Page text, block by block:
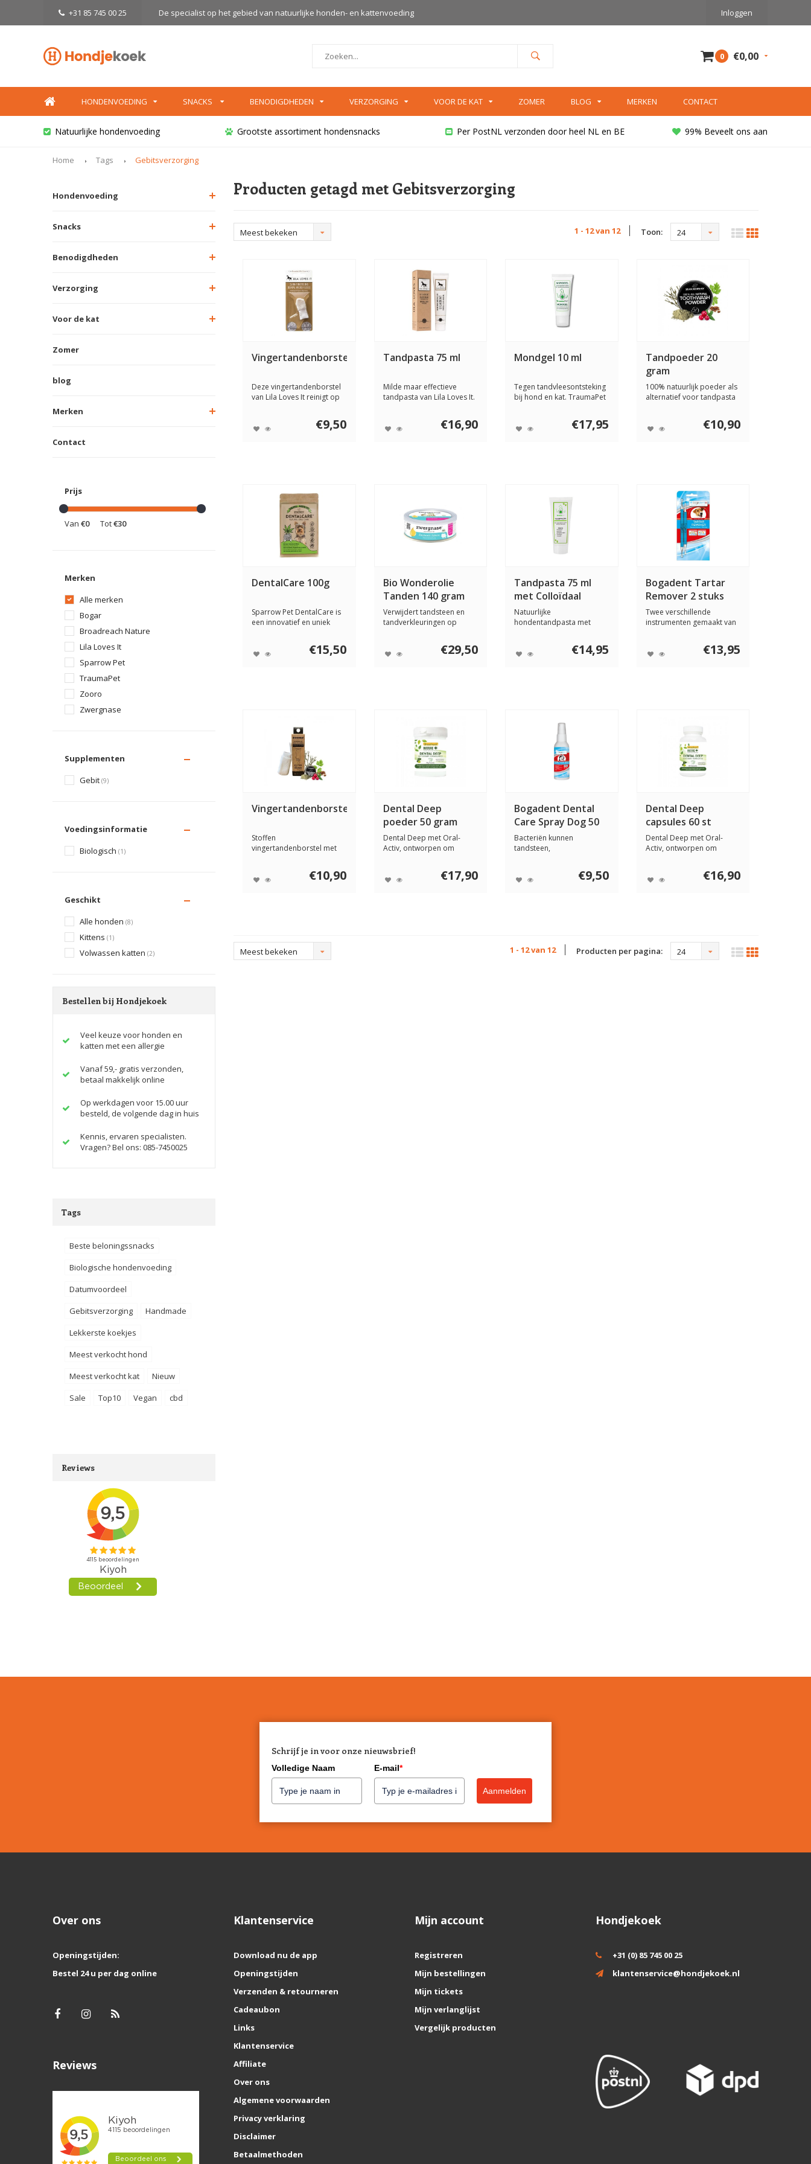
+31 85 745 00 25 De specialist op het gebied van natuurlijke honden- en kattenvoeding Inloggen
0 €0,00
HONDENVOEDING SNACKS BENODIGDHEDEN VERZORGING VOOR DE KAT ZOMER BLOG MERKEN CONTACT
Natuurlijke hondenvoeding Grootste assortiment hondensnacks Per PostNL verzonden door heel NL en BE 99% Beveelt ons aan
Home Tags Gebitsverzorging
Hondenvoeding
Snacks
Benodigdheden
Verzorging
Voor de kat
Zomer
blog
Merken
Contact
Prijs
Van €0 Tot€30
Merken
Alle merken
Bogar
Broadreach Nature
Lila Loves It
Sparrow Pet
TraumaPet
Zooro
Zwergnase
Supplementen
Gebit (9)
Voedingsinformatie
Biologisch (1)
Geschikt
Alle honden (8)
Kittens (1)
Volwassen katten (2)
Bestellen bij Hondjekoek
Veel keuze voor honden en
katten met een allergie
Vanaf 59,- gratis verzonden,
betaal makkelijk online
Op werkdagen voor 15.00 uur
besteld, de volgende dag in huis
Kennis, ervaren specialisten.
Vragen? Bel ons: 085-7450025
Tags
Beste beloningssnacks
Biologische hondenvoeding
Datumvoordeel
Gebitsverzorging
Handmade
Lekkerste koekjes
Meest verkocht hond
Meest verkocht kat
Nieuw
Sale
Top10 Vegan cbd
Reviews
Producten getagd met Gebitsverzorging
Meest bekeken 1 - 12 van 12 Toon: 24
Vingertandenborstel
Deze vingertandenborstel
van Lila Loves It reinigt op
€9,50
Tandpasta 75 ml
Milde maar effectieve
tandpasta van Lila Loves It.
€16,90
Mondgel 10 ml
Tegen tandvleesontsteking
bij hond en kat. TraumaPet
€17,95
Tandpoeder 20
gram
100% natuurlijk poeder als
alternatief voor tandpasta
€10,90
DentalCare 100g
Sparrow Pet DentalCare is
een innovatief en uniek
€15,50
Bio Wonderolie
Tanden 140 gram
Verwijdert tandsteen en
tandverkleuringen op
€29,50
Tandpasta 75 ml
met Colloïdaal
Zilver en Tea Tree
Olie
Natuurlijke
hondentandpasta met
€14,95
Bogadent Tartar
Remover 2 stuks
Twee verschillende
instrumenten gemaakt van
€13,95
Vingertandenborstel
Stoffen
vingertandenborstel met
€10,90
Dental Deep
poeder 50 gram
Dental Deep met Oral-
Activ, ontworpen om
€17,90
Bogadent Dental
Care Spray Dog 50
ml
Bacteriën kunnen
tandsteen,
€9,50
Dental Deep
capsules 60 st
Dental Deep met Oral-
Activ, ontworpen om
€16,90
Meest bekeken 1 - 12 van 12 Producten per pagina: 24
Schrijf je in voor onze nieuwsbrief!
Volledige Naam E-mail*
Aanmelden
Over ons
Openingstijden:
Bestel 24 u per dag online
Reviews
Klantenservice
Download nu de app
Openingstijden
Verzenden & retourneren
Cadeaubon
Links
Klantenservice
Affiliate
Over ons
Algemene voorwaarden
Privacy verklaring
Disclaimer
Betaalmethoden
Mijn account
Registreren
Mijn bestellingen
Mijn tickets
Mijn verlanglijst
Vergelijk producten
Hondjekoek
+31 (0) 85 745 00 25
klantenservice@hondjekoek.nl